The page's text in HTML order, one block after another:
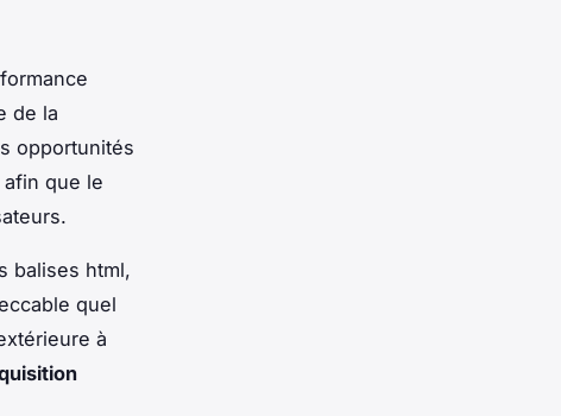
de la
opportunités
que le
balises html,
quel
à